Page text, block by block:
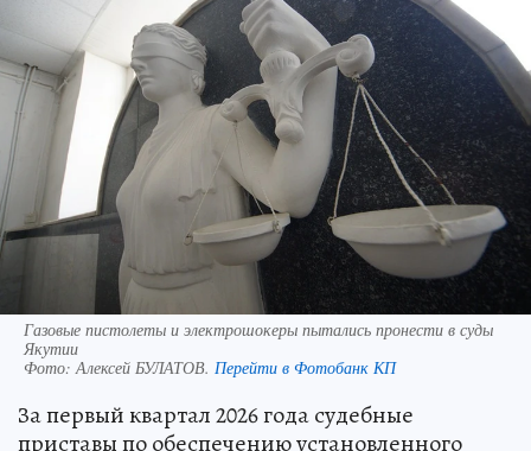
Газовые пистолеты и электрошокеры пытались пронести в суды
Якутии
Фото:Алексей БУЛАТОВ. Перейти в Фотобанк КП
За первый квартал 2026 года судебные
приставы по обеспечению установленного